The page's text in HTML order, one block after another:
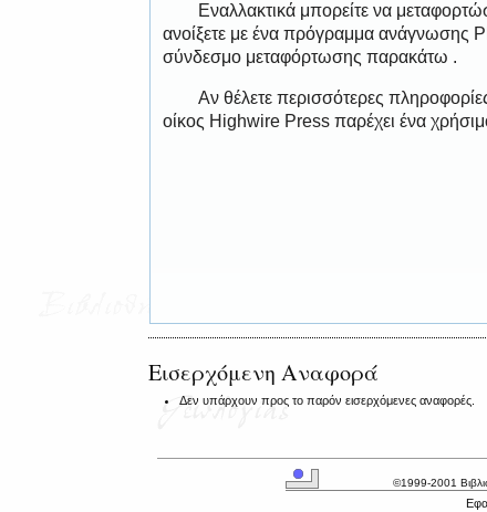
Εναλλακτικά μπορείτε να
ανοίξετε με ένα πρόγραμμα ανάγνωσης
σύνδεσμο μεταφόρτωσης παρακάτω .
Αν θέλετε περισσότερες
οίκος Highwire Press παρέχει ένα
Εισερχόμενη Αναφορά
Δεν υπάρχουν προς το παρόν εισερχόμενες αναφορές.
©1999-2001